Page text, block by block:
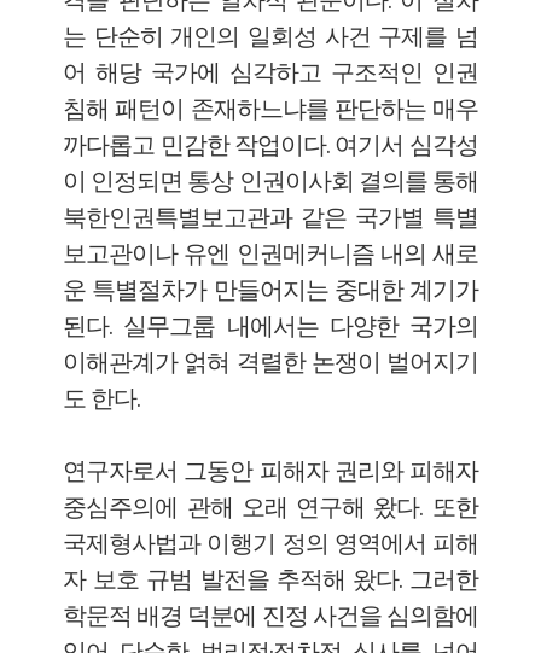
는 단순히 개인의 일회성 사건 구제를 넘
어 해당 국가에 심각하고 구조적인 인권
침해 패턴이 존재하느냐를 판단하는 매우
까다롭고 민감한 작업이다. 여기서 심각성
이 인정되면 통상 인권이사회 결의를 통해
북한인권특별보고관과 같은 국가별 특별
보고관이나 유엔 인권메커니즘 내의 새로
운 특별절차가 만들어지는 중대한 계기가
된다. 실무그룹 내에서는 다양한 국가의
이해관계가 얽혀 격렬한 논쟁이 벌어지기
도 한다.
연구자로서 그동안 피해자 권리와 피해자
중심주의에 관해 오래 연구해 왔다. 또한
국제형사법과 이행기 정의 영역에서 피해
자 보호 규범 발전을 추적해 왔다. 그러한
학문적 배경 덕분에 진정 사건을 심의함에